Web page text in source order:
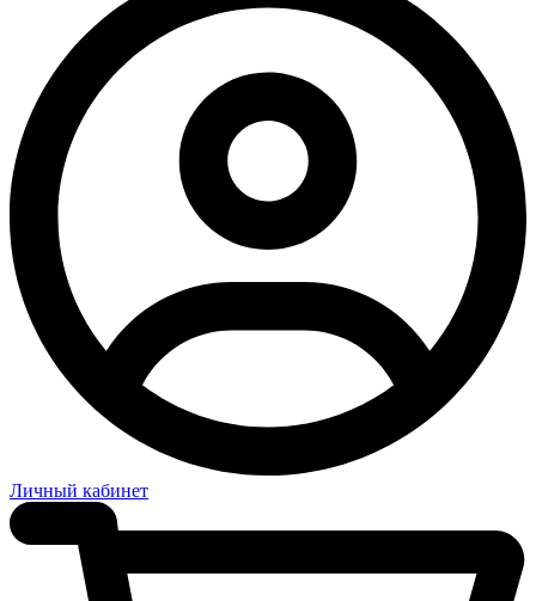
Личный кабинет